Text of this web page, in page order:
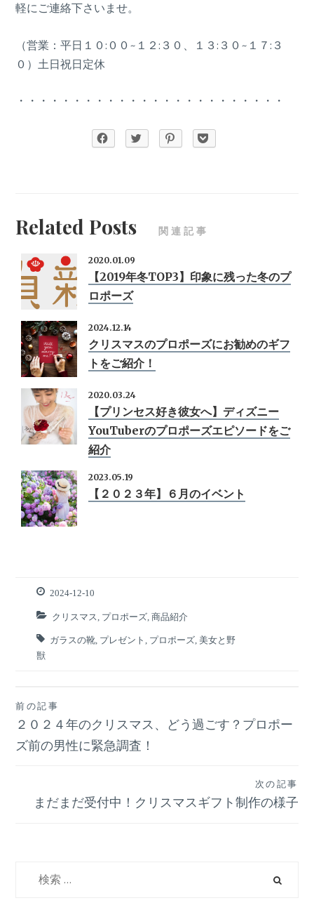
軽にご連絡下さいませ。
（営業：平日１０:００~１２:３０、１３:３０~１７:３
０）土日祝日定休
・・・・・・・・・・・・・・・・・・・・・・・・
Related Posts 関連記事
2020.01.09
【2019年冬TOP3】印象に残った冬のプ
ロポーズ
2024.12.14
クリスマスのプロポーズにお勧めのギフ
トをご紹介！
2020.03.24
【プリンセス好き彼女へ】ディズニー
YouTuberのプロポーズエピソードをご
紹介
2023.05.19
【２０２３年】６月のイベント
2024-12-10
クリスマス プロポーズ ,商品紹介
ガラスの靴 プレゼント プロポーズ
美女と野
獣
投
稿
前の記事
２０２４年のクリスマス、どう過ごす？プロポー
ズ前の男性に緊急調査！
次の記事
まだまだ受付中！クリスマスギフト制作の様子